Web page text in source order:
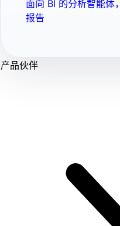
面向 BI 的分析智能体
报告
产品伙伴